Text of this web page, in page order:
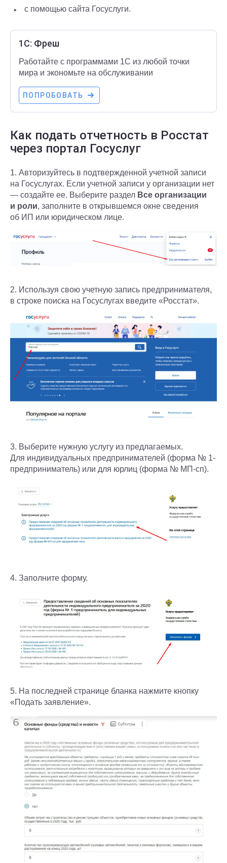
с помощью сайта Госуслуги.
1С: Фреш
Работайте с программами 1С из любой точки
мира и экономьте на обслуживании
ПОПРОБОВАТЬ
Как подать отчетность в Росстат
через портал Госуслуг
1. Авторизуйтесь в подтвержденной учетной записи
на Госуслугах. Если учетной записи у организации нет
— создайте ее. Выберите раздел Все организации
и роли, заполните в открывшемся окне сведения
об ИП или юридическом лице.
2. Используя свою учетную запись предпринимателя,
в строке поиска на Госуслугах введите «Росстат».
3. Выберите нужную услугу из предлагаемых.
Для индивидуальных предпринимателей (форма № 1-
предприниматель) или для юрлиц (форма № МП-сп).
4. Заполните форму.
5. На последней странице бланка нажмите кнопку
«Подать заявление».